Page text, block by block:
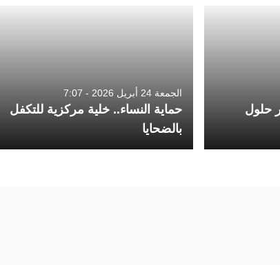
حلول
الجمعة 24 أبريل 2026 - 7:07
حماية النساء.. خلية مركزية للتكفل
بالضحايا